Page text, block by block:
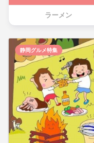
ラーメン
静岡グルメ特集